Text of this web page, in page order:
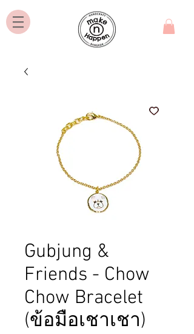
Gubjung &
Friends - Chow
Chow Bracelet
(ข้อมือเชาเชา)